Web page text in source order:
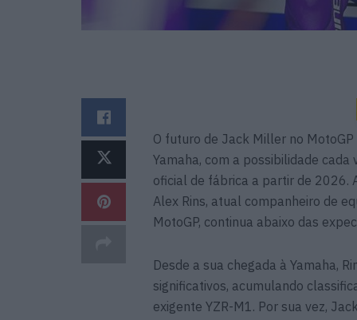
O futuro de Jack Miller no
Yamaha, com a possibilidade
oficial de fábrica a partir de 2026.
Alex Rins, atual companheiro de
MotoGP, continua abaixo das
Desde a sua chegada à Yamaha,
significativos, acumulando
exigente YZR-M1. Por sua vez,